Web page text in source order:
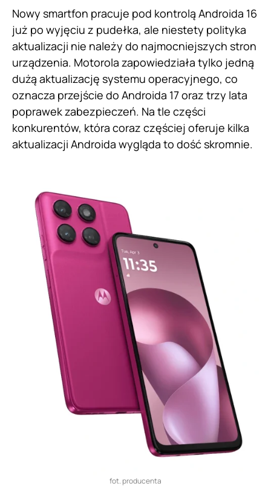
Nowy smartfon pracuje pod kontrolą Androida 16
już po wyjęciu z pudełka, ale niestety polityka
aktualizacji nie należy do najmocniejszych stron
urządzenia. Motorola zapowiedziała tylko jedną
dużą aktualizację systemu operacyjnego, co
oznacza przejście do Androida 17 oraz trzy lata
poprawek zabezpieczeń. Na tle części
konkurentów, która coraz częściej oferuje kilka
aktualizacji Androida wygląda to dość skromnie.
fot. producenta